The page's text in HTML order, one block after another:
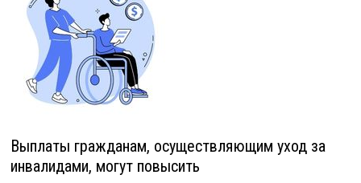
Выплаты гражданам, осуществляющим уход за
инвалидами, могут повысить